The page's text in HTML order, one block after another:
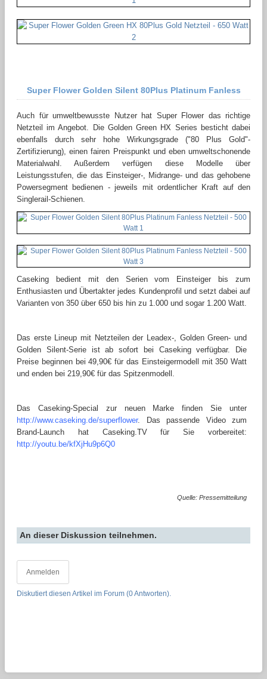
Super Flower Golden Silent 80Plus Platinum Fanless
Auch für umweltbewusste Nutzer hat Super Flower das richtige
Netzteil im Angebot. Die Golden Green HX Series besticht dabei
ebenfalls durch sehr hohe Wirkungsgrade ("80 Plus Gold"-
Zertifizierung), einen fairen Preispunkt und eben umweltschonende
Materialwahl. Außerdem verfügen diese Modelle über
Leistungsstufen, die das Einsteiger-, Midrange- und das gehobene
Powersegment bedienen - jeweils mit ordentlicher Kraft auf den
Singlerail-Schienen.
Caseking bedient mit den Serien vom Einsteiger bis zum
Enthusiasten und Übertakter jedes Kundenprofil und setzt dabei auf
Varianten von 350 über 650 bis hin zu 1.000 und sogar 1.200 Watt.
Das erste Lineup mit Netzteilen der Leadex-, Golden Green- und
Golden Silent-Serie ist ab sofort bei Caseking verfügbar. Die
Preise beginnen bei 49,90€ für das Einsteigermodell mit 350 Watt
und enden bei 219,90€ für das Spitzenmodell.
Das Caseking-Special zur neuen Marke finden Sie unter
http://www.caseking.de/superflower. Das passende Video zum
Brand-Launch hat Caseking.TV für Sie vorbereitet:
http://youtu.be/kfXjHu9p6Q0
Quelle: Pressemitteilung
An dieser Diskussion teilnehmen.
Anmelden
Diskutiert diesen Artikel im Forum (0 Antworten).